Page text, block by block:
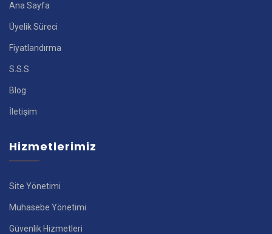
Ana Sayfa
Üyelik Süreci
Fiyatlandırma
S.S.S
Blog
İletişim
Hizmetlerimiz
Site Yönetimi
Muhasebe Yönetimi
Güvenlik Hizmetleri